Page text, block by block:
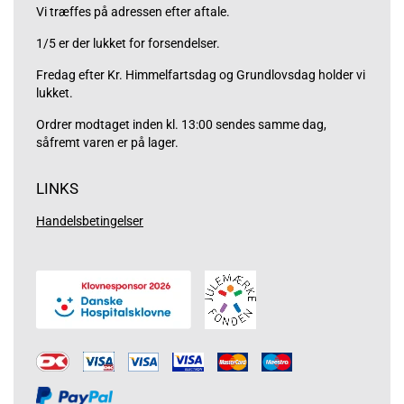
Vi træffes på adressen efter aftale.
1/5 er der lukket for forsendelser.
Fredag efter Kr. Himmelfartsdag og Grundlovsdag holder vi
lukket.
Ordrer modtaget inden kl. 13:00 sendes samme dag,
såfremt varen er på lager.
LINKS
Handelsbetingelser